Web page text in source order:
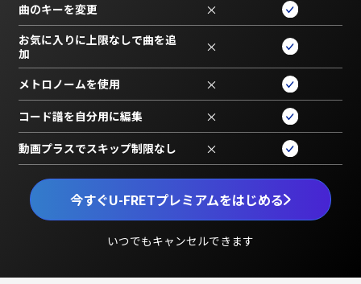
今すぐU-FRETプレミアムをはじめる
いつでもキャンセルできます
曲のキーを変更 ×
お気に入りに上限なしで曲を追
加
×
メトロノームを使用 ×
コード譜を自分用に編集 ×
動画プラスでスキップ制限なし ×